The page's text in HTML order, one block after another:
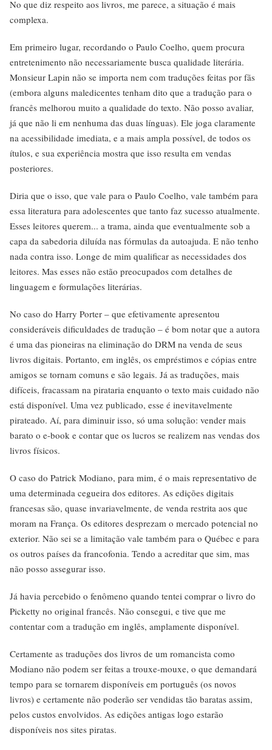
No que diz respeito aos livros, me parece, a situação é mais
complexa.
Em primeiro lugar, recordando o Paulo Coelho, quem procura
entretenimento não necessariamente busca qualidade literária.
Monsieur Lapin não se importa nem com traduções feitas por fãs
(embora alguns maledicentes tenham dito que a tradução para o
francês melhorou muito a qualidade do texto. Não posso avaliar,
já que não li em nenhuma das duas línguas). Ele joga claramente
na acessibilidade imediata, e a mais ampla possível, de todos os
ítulos, e sua experiência mostra que isso resulta em vendas
posteriores.
Diria que o isso, que vale para o Paulo Coelho, vale também para
essa literatura para adolescentes que tanto faz sucesso atualmente.
Esses leitores querem... a trama, ainda que eventualmente sob a
capa da sabedoria diluída nas fórmulas da autoajuda. E não tenho
nada contra isso. Longe de mim qualificar as necessidades dos
leitores. Mas esses não estão preocupados com detalhes de
linguagem e formulações literárias.
No caso do Harry Porter – que efetivamente apresentou
consideráveis dificuldades de tradução – é bom notar que a autora
é uma das pioneiras na eliminação do DRM na venda de seus
livros digitais. Portanto, em inglês, os empréstimos e cópias entre
amigos se tornam comuns e são legais. Já as traduções, mais
difíceis, fracassam na pirataria enquanto o texto mais cuidado não
está disponível. Uma vez publicado, esse é inevitavelmente
pirateado. Aí, para diminuir isso, só uma solução: vender mais
barato o e-book e contar que os lucros se realizem nas vendas dos
livros físicos.
O caso do Patrick Modiano, para mim, é o mais representativo de
uma determinada cegueira dos editores. As edições digitais
francesas são, quase invariavelmente, de venda restrita aos que
moram na França. Os editores desprezam o mercado potencial no
exterior. Não sei se a limitação vale também para o Québec e para
os outros países da francofonia. Tendo a acreditar que sim, mas
não posso assegurar isso.
Já havia percebido o fenômeno quando tentei comprar o livro do
Picketty no original francês. Não consegui, e tive que me
contentar com a tradução em inglês, amplamente disponível.
Certamente as traduções dos livros de um romancista como
Modiano não podem ser feitas a trouxe-mouxe, o que demandará
tempo para se tornarem disponíveis em português (os novos
livros) e certamente não poderão ser vendidas tão baratas assim,
pelos custos envolvidos. As edições antigas logo estarão
disponíveis nos sites piratas.